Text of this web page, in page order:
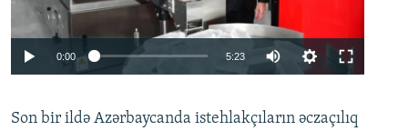
0:00 5:23
360p
Son bir ildə Azərbaycanda istehlakçıların əczaçılıq